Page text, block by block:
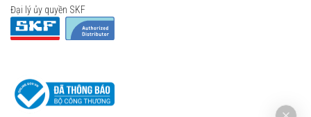
Đại lý ủy quyền SKF